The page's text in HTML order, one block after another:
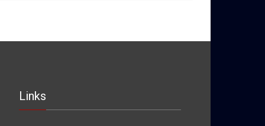
Links